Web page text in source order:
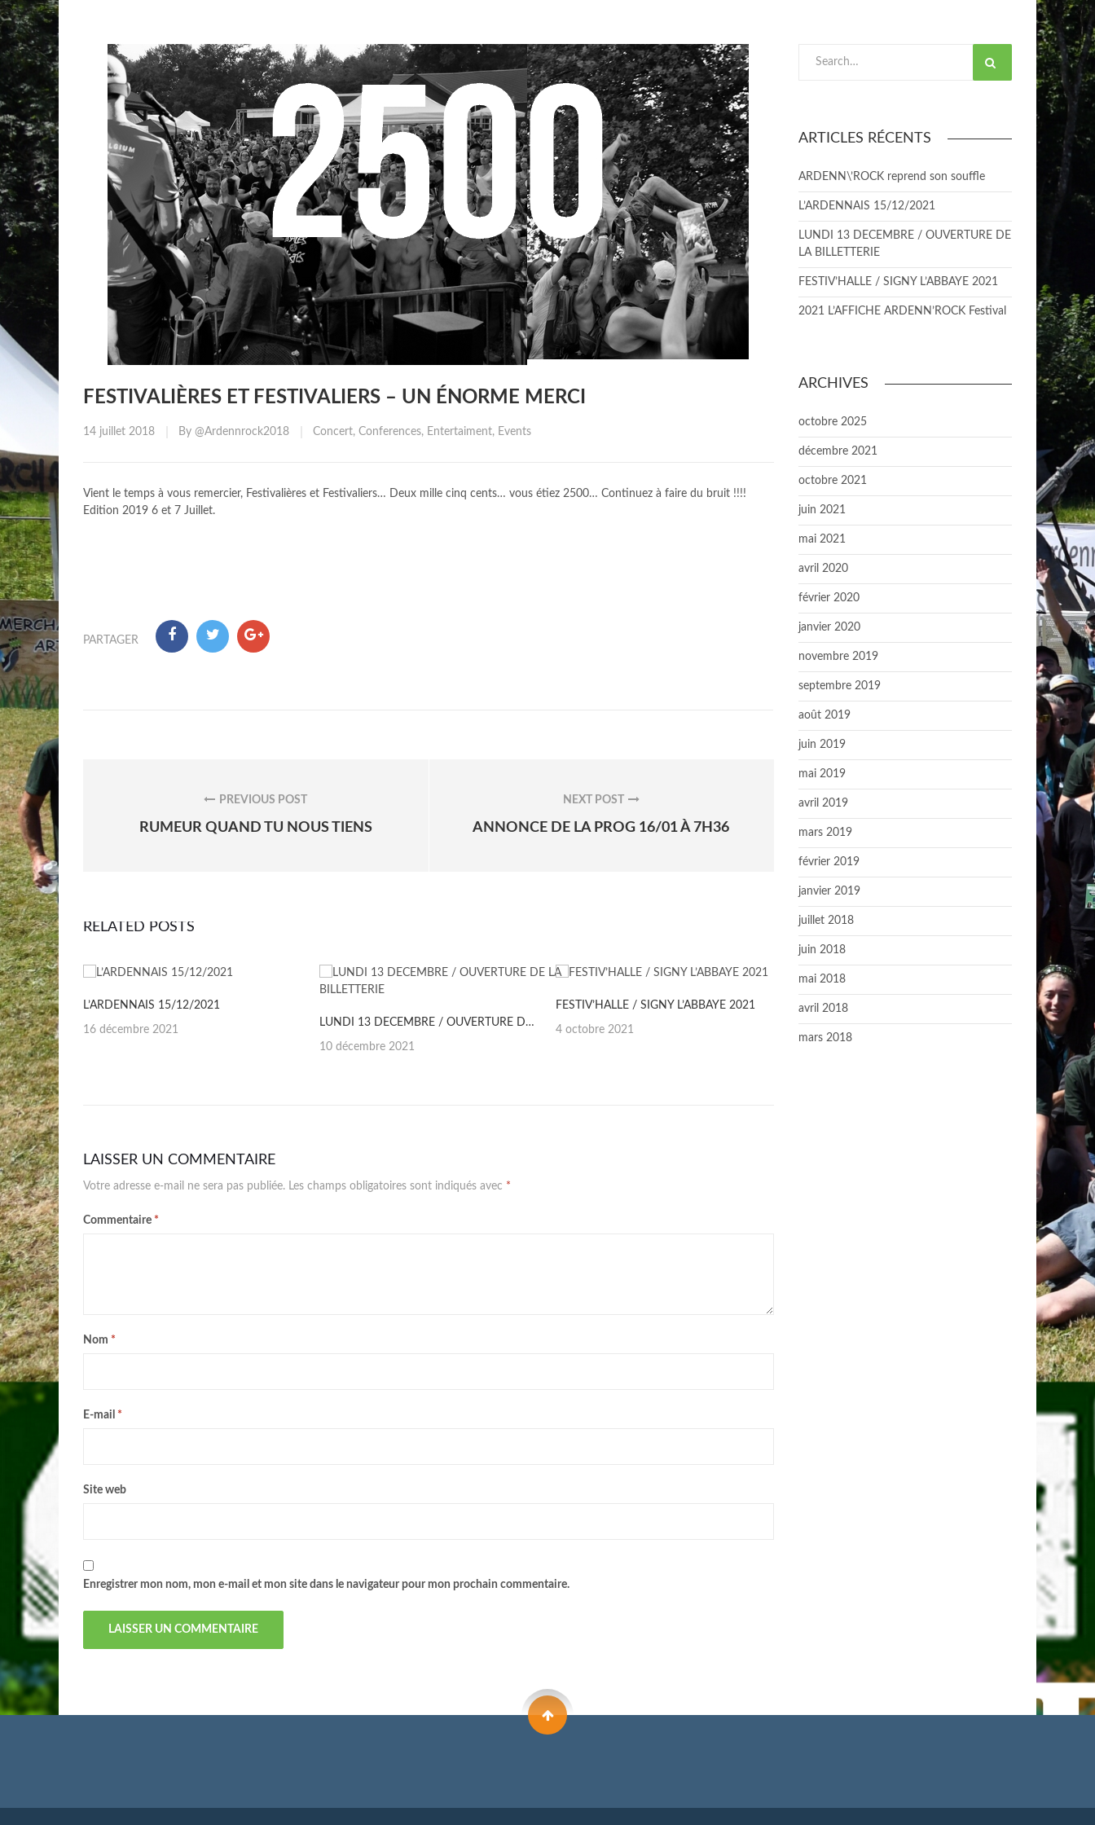
FESTIVALIÈRES ET FESTIVALIERS – UN ÉNORME MERCI
Posted
14 juillet 2018 By @ardennrock2018 CATEGORY:
Concert, Conferences, Entertaiment, Events
Vient le temps à vous remercier, Festivalières et Festivaliers… Deux mille cinq cents… vous étiez 2500… Continuez à faire du bruit !!!!
Edition 2019 6 et 7 Juillet.
PARTAGER
l’article
PREVIOUS POST
PREVIOUS
RUMEUR QUAND TU NOUS TIENS
NEXT POST
NEXT
ANNONCE DE LA PROG 16/01 À 7H36
RELATED POSTS
L’ARDENNAIS 15/12/2021
Posted
16 décembre 2021
LUNDI 13 DECEMBRE / OUVERTURE DE LA BILLETTERIE
Posted
10 décembre 2021
FESTIV’HALLE / SIGNY L’ABBAYE 2021
Posted
4 octobre 2021
LAISSER UN COMMENTAIRE
Votre adresse e-mail ne sera pas publiée. Les champs obligatoires sont indiqués avec *
Commentaire *
Nom *
E-mail *
Site web
Enregistrer mon nom, mon e-mail et mon site dans le navigateur pour mon prochain commentaire.
ARTICLES RÉCENTS
ARDENN\’ROCK reprend son souffle
L’ARDENNAIS 15/12/2021
LUNDI 13 DECEMBRE / OUVERTURE DE
LA BILLETTERIE
FESTIV’HALLE / SIGNY L’ABBAYE 2021
2021 L’AFFICHE ARDENN’ROCK Festival
ARCHIVES
octobre 2025
décembre 2021
octobre 2021
juin 2021
mai 2021
avril 2020
février 2020
janvier 2020
novembre 2019
septembre 2019
août 2019
juin 2019
mai 2019
avril 2019
mars 2019
février 2019
janvier 2019
juillet 2018
juin 2018
mai 2018
avril 2018
mars 2018